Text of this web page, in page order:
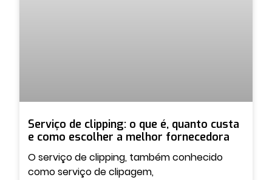
Serviço de clipping: o que é, quanto custa
e como escolher a melhor fornecedora
O serviço de clipping, também conhecido
como serviço de clipagem,